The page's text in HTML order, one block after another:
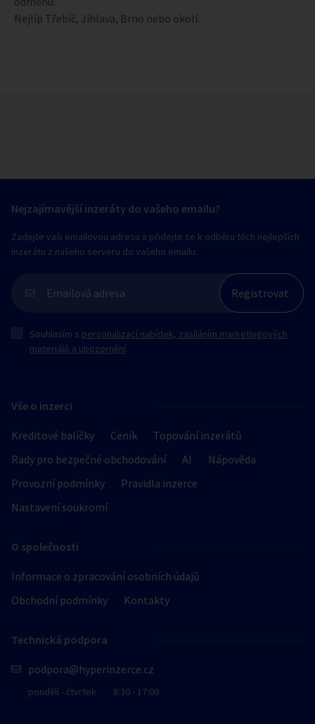
Nejlíp Třebíč, Jihlava, Brno nebo okolí.
Vše o inzerci
Kreditové balíčky Ceník
Topování inzerátů
Rady pro bezpečné obchodování
AI
Nápověda
Provozní podmínky
Pravidla inzerce
Nastavení soukromí
O společnosti
Informace o zpracování osobních údajů
Obchodní podmínky
Kontakty
Technická podpora
podpora@hyperinzerce.cz
pondělí - čtvrtek 8:30 - 17:00
Nejzajímavější inzeráty do vašeho emailu?
Zadejte vaši emailovou adresu a přidejte se k odběru těch nejlepších
inzerátu z našeho serveru do vašeho emailu.
Souhlasím s personalizací nabídek, zasíláním marketingových
materiálů a upozornění.